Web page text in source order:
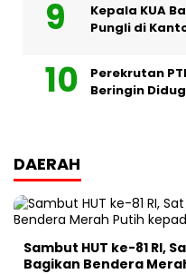
Kepala KUA
Pungli di
Perekrutan
Beringin
DAERAH
Sambut HUT ke-81 RI,
Bagikan Bendera